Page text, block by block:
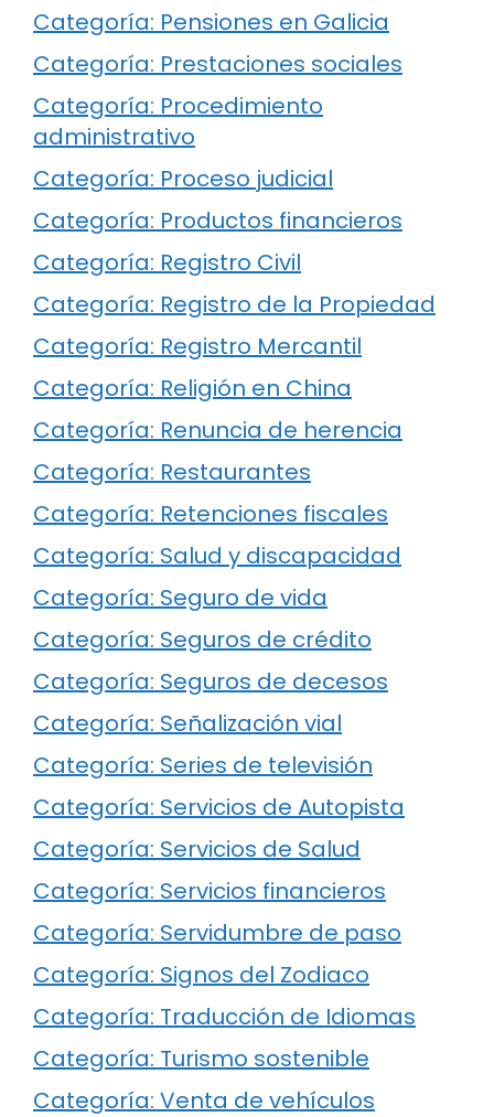
Categoría: Pensiones en Galicia
Categoría: Prestaciones sociales
Categoría: Procedimiento
administrativo
Categoría: Proceso judicial
Categoría: Productos financieros
Categoría: Registro Civil
Categoría: Registro de la Propiedad
Categoría: Registro Mercantil
Categoría: Religión en China
Categoría: Renuncia de herencia
Categoría: Restaurantes
Categoría: Retenciones fiscales
Categoría: Salud y discapacidad
Categoría: Seguro de vida
Categoría: Seguros de crédito
Categoría: Seguros de decesos
Categoría: Señalización vial
Categoría: Series de televisión
Categoría: Servicios de Autopista
Categoría: Servicios de Salud
Categoría: Servicios financieros
Categoría: Servidumbre de paso
Categoría: Signos del Zodiaco
Categoría: Traducción de Idiomas
Categoría: Turismo sostenible
Categoría: Venta de vehículos